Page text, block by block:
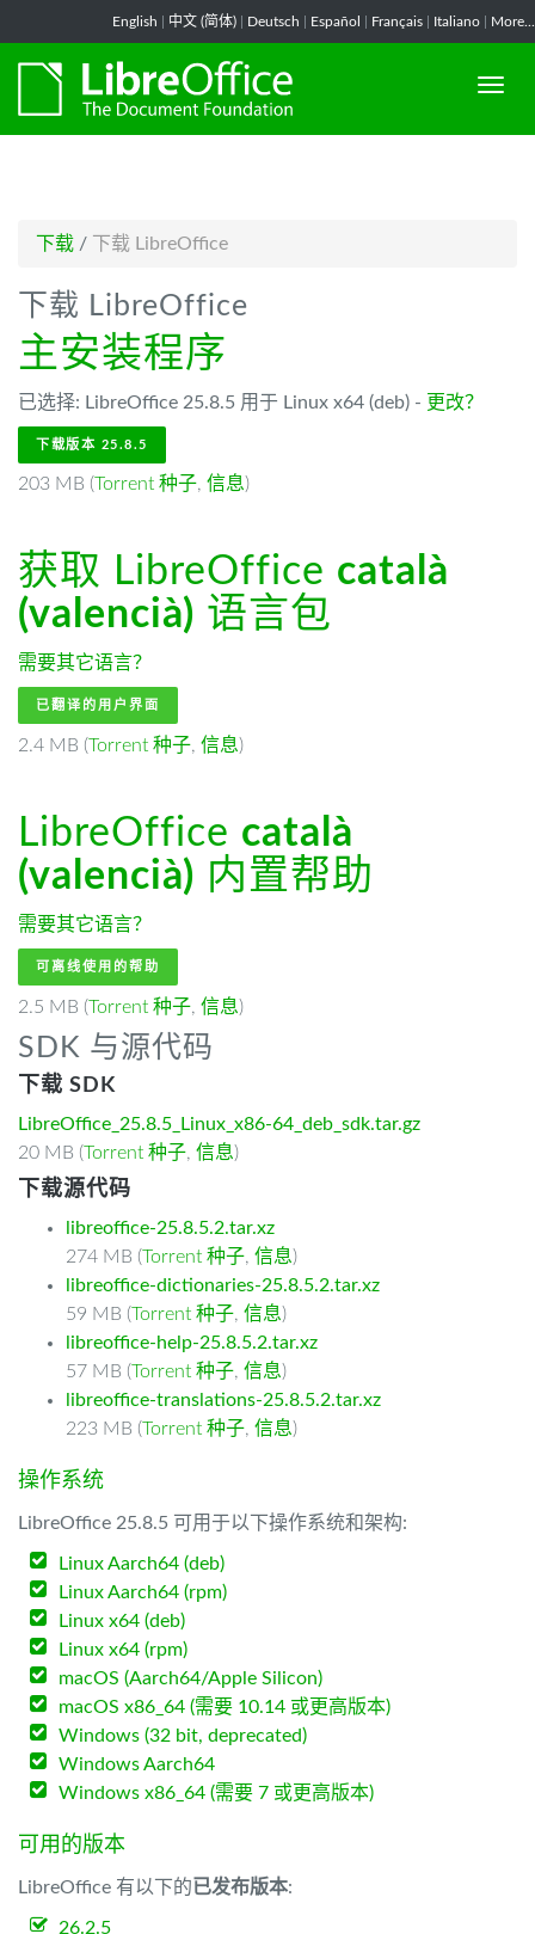
English 中文 (简体) Deutsch Español Français Italiano More...
下载 / 下载 LibreOffice
下载 LibreOffice
主安装程序
已选择: LibreOffice 25.8.5 用于 Linux x64 (deb) - 更改？
下载版本 25.8.5
203 MB (Torrent 种子, 信息)
获取 LibreOffice català
(valencià) 语言包
需要其它语言？
已翻译的用户界面
2.4 MB (Torrent 种子, 信息)
LibreOffice català
(valencià) 内置帮助
需要其它语言？
可离线使用的帮助
2.5 MB (Torrent 种子, 信息)
SDK 与源代码
下载 SDK
LibreOffice_25.8.5_Linux_x86-64_deb_sdk.tar.gz
20 MB (Torrent 种子, 信息)
下载源代码
libreoffice-25.8.5.2.tar.xz
274 MB (Torrent 种子, 信息)
libreoffice-dictionaries-25.8.5.2.tar.xz
59 MB (Torrent 种子, 信息)
libreoffice-help-25.8.5.2.tar.xz
57 MB (Torrent 种子, 信息)
libreoffice-translations-25.8.5.2.tar.xz
223 MB (Torrent 种子, 信息)
操作系统
LibreOffice 25.8.5 可用于以下操作系统和架构:
Linux Aarch64 (deb)
Linux Aarch64 (rpm)
Linux x64 (deb)
Linux x64 (rpm)
macOS (Aarch64/Apple Silicon)
macOS x86_64 (需要 10.14 或更高版本)
Windows (32 bit, deprecated)
Windows Aarch64
Windows x86_64 (需要 7 或更高版本)
可用的版本
LibreOffice 有以下的已发布版本:
26.2.5